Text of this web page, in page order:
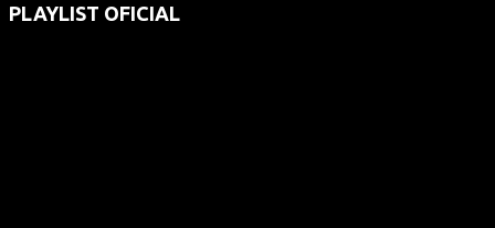
PLAYLIST OFICIAL